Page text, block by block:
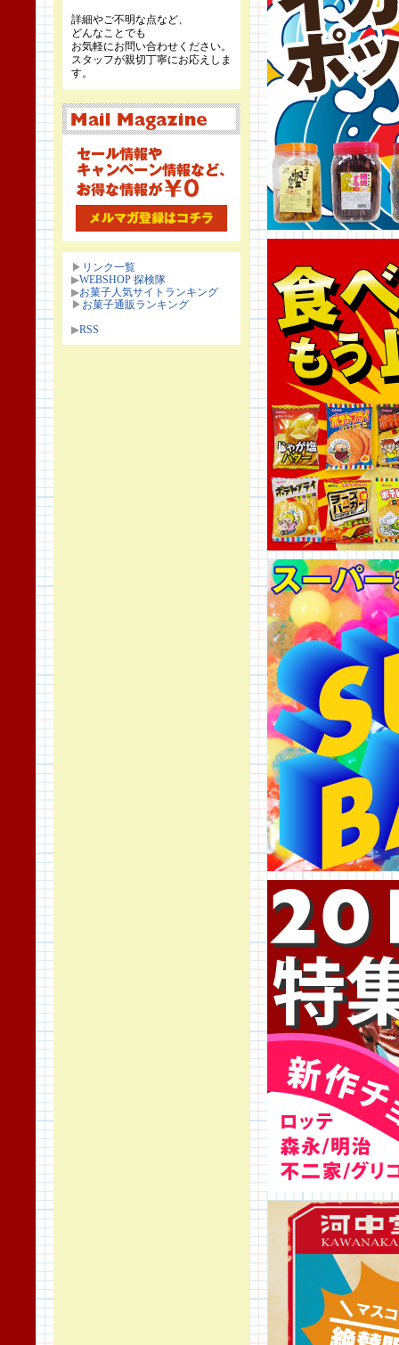
詳細やご不明な点など、
どんなことでも
お気軽にお問い合わせください。
スタッフが親切丁寧にお応えしま
す。
▶ リンク一覧
▶WEBSHOP 探検隊
▶お菓子人気サイトランキング
▶ お菓子通販ランキング
▶RSS